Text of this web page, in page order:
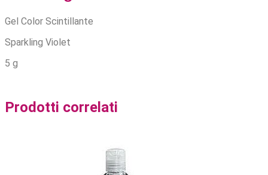
Gel Color Scintillante
Sparkling Violet
5 g
Prodotti correlati